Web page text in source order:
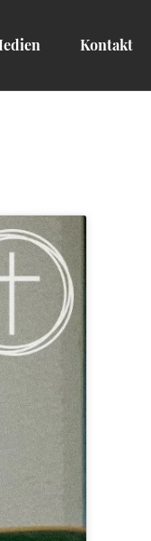
Kontakt